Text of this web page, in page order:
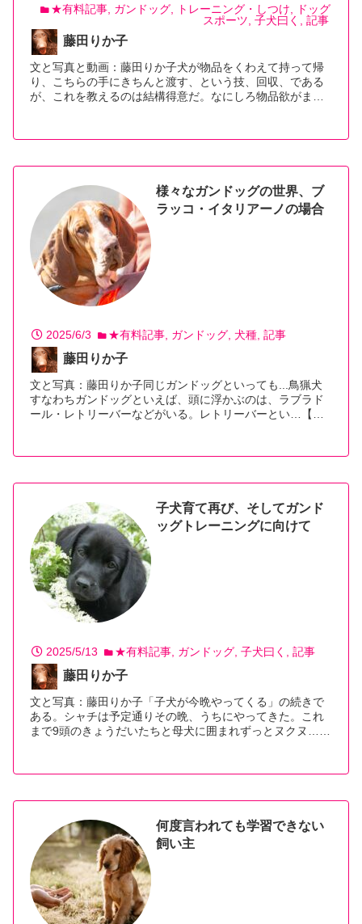
★有料記事 ガンドッグ トレーニング・しつけ
ドッグ
スポーツ 子犬曰く 記事
藤田りか子
文と写真と動画：藤田りか子犬が物品をくわえて持って帰
り、こちらの手にきちんと渡す、という技、回収、である
が、これを教えるのは結構得意だ。なにしろ物品欲がま…
様々なガンドッグの世界、ブ
ラッコ・イタリアーノの場合
2025/6/3 ★有料記事 ガンドッグ 犬種 記事
藤田りか子
文と写真：藤田りか子同じガンドッグといっても...鳥猟犬
すなわちガンドッグといえば、頭に浮かぶのは、ラブラド
ール・レトリーバーなどがいる。レトリーバーとい…【続
子犬育て再び、そしてガンド
ッグトレーニングに向けて
2025/5/13 ★有料記事 ガンドッグ 子犬曰く 記事
藤田りか子
文と写真：藤田りか子「子犬が今晩やってくる」の続きで
ある。シャチは予定通りその晩、うちにやってきた。これ
まで9頭のきょうだいたちと母犬に囲まれずっとヌクヌ…
何度言われても学習できない
飼い主